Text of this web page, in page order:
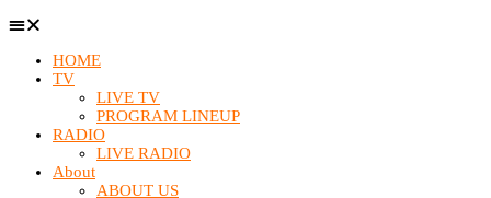
HOME
TV
LIVE TV
PROGRAM LINEUP
RADIO
LIVE RADIO
About
ABOUT US